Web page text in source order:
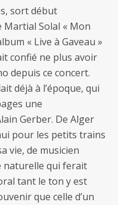
sort début
Solal « Mon
« Live à Gaveau »
confié ne plus avoir
depuis ce concert.
déjà à l’époque, qui
une
Gerber. De Alger
pour les petits trains
vie, de musicien
naturelle qui ferait
tant le ton y est
que celle d’un